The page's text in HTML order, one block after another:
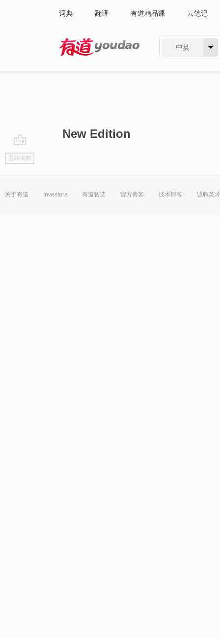
词典 翻译 有道精品课 云笔记
中英
go
top
返回词典
New Edition
关于有道 Investors 有道智选 官方博客 技术博客 诚聘英才